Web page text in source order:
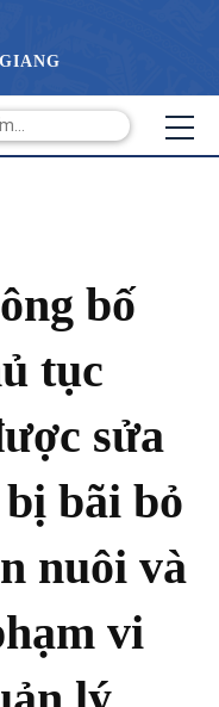
bố
tục
sửa
bãi bỏ
nuôi và
vi